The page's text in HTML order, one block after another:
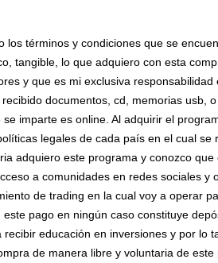
términos y condiciones que se
tangible, lo que adquiero con esta
y que es mi exclusiva
documentos, cd, memorias usb,
imparte es online. Al adquirir el
legales de cada país en el cual se
adquiero este programa y conozco
a comunidades en redes sociales y
de trading en la cual voy a operar
pago en ningún caso constituye
educación en inversiones y por lo
de manera libre y voluntaria de